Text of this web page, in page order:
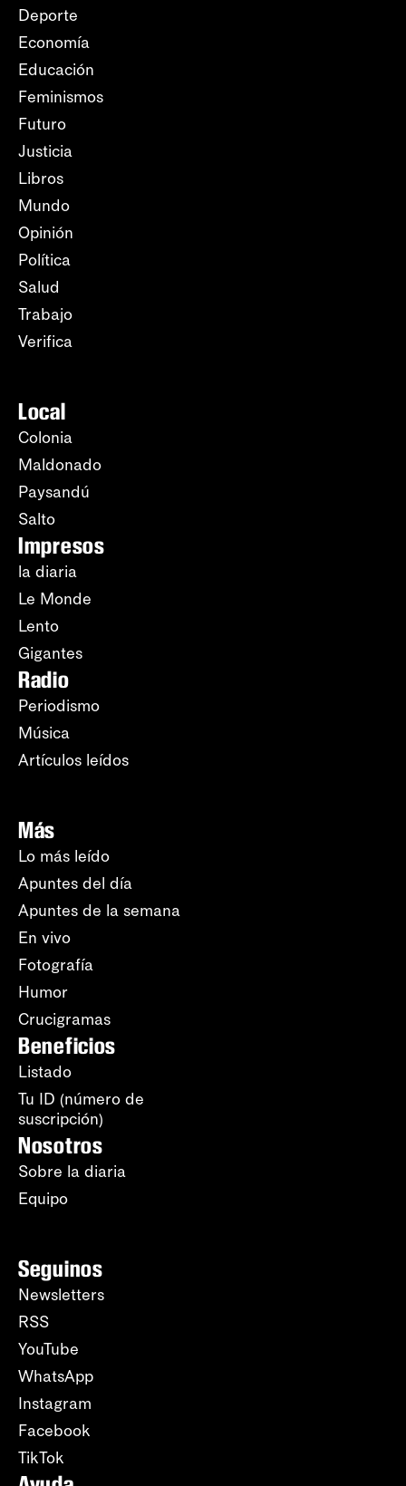
Deporte
Economía
Educación
Feminismos
Futuro
Justicia
Libros
Mundo
Opinión
Política
Salud
Trabajo
Verifica
Local
Colonia
Maldonado
Paysandú
Salto
Impresos
la diaria
Le Monde
Lento
Gigantes
Radio
Periodismo
Música
Artículos leídos
Más
Lo más leído
Apuntes del día
Apuntes de la semana
En vivo
Fotografía
Humor
Crucigramas
Beneficios
Listado
Tu ID (número de
suscripción)
Nosotros
Sobre la diaria
Equipo
Seguinos
Newsletters
RSS
YouTube
WhatsApp
Instagram
Facebook
TikTok